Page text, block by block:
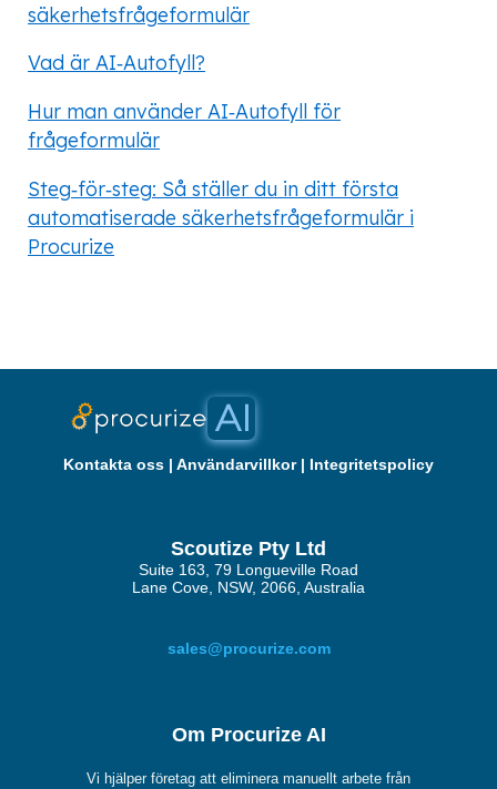
säkerhetsfrågeformulär
Vad är AI‑Autofyll?
Hur man använder AI‑Autofyll för
frågeformulär
Steg‑för‑steg: Så ställer du in ditt första
automatiserade säkerhetsfrågeformulär i
Procurize
Kontakta oss | Användarvillkor| Integritetspolicy
Scoutize Pty Ltd
Suite 163, 79 Longueville Road
Lane Cove, NSW, 2066, Australia
sales@procurize.com
Om Procurize AI
Vi hjälper företag att eliminera manuellt arbete från